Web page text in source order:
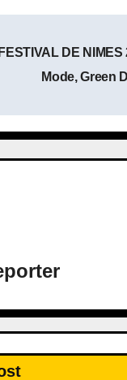
FESTIVAL DE
Mode, Green